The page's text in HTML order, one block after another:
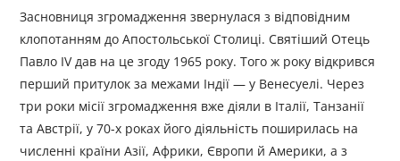
Засновниця згромадження звернулася з відповідним
клопотанням до Апостольської Столиці. Святіший Отець
Павло ІV дав на це згоду 1965 року. Того ж року відкрився
перший притулок за межами Індії — у Венесуелі. Через
три роки місії згромадження вже діяли в Італії, Танзанії
та Австрії, у 70-х роках його діяльність поширилась на
численні країни Азії, Африки, Європи й Америки, а з